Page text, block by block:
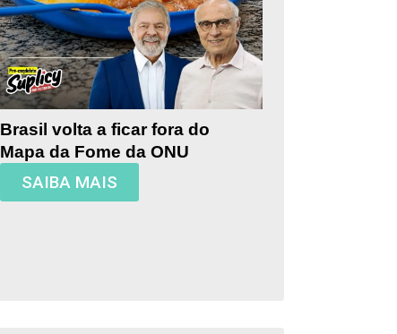
Brasil volta a ficar fora do
Mapa da Fome da ONU
SAIBA MAIS